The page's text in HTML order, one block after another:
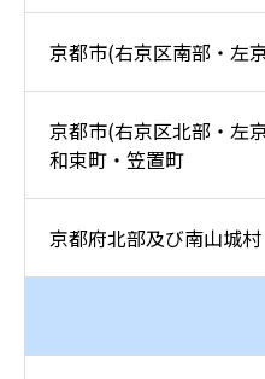
京都市(右京区南部・左
京都市(右京区北部・左
和束町・笠置町
京都府北部及び南山城村